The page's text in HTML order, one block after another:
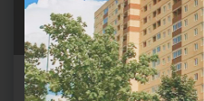
Материнский капитал